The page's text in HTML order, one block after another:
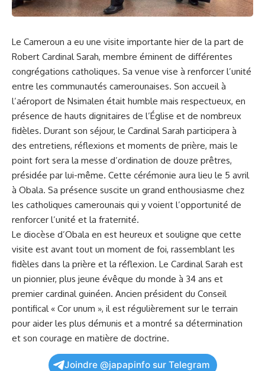
Le Cameroun a eu une visite importante hier de la part de
Robert ⁢Cardinal Sarah, membre éminent de différentes
congrégations catholiques. Sa venue vise à renforcer l’unité
entre les communautés ⁢camerounaises. Son accueil à
l’aéroport⁤ de Nsimalen était humble mais⁣ respectueux, en⁣
présence de ‌hauts dignitaires‍ de l’Église‌ et de nombreux
fidèles. Durant son séjour, ‍le Cardinal Sarah participera à
des entretiens, réflexions et moments‌ de prière, mais le
point fort sera la messe ⁣d’ordination de⁣ douze prêtres,
présidée par‌ lui-même. Cette cérémonie aura lieu le 5 avril
⁤à Obala. Sa présence suscite un grand enthousiasme ⁣chez
les catholiques camerounais qui y ​voient⁣ l’opportunité de
renforcer l’unité et la fraternité.
Le diocèse ​d’Obala en⁢ est heureux et souligne⁣ que cette
visite ⁣est ​avant tout‌ un moment de foi, rassemblant les
fidèles dans la ​prière et‌ la réflexion. Le ‍Cardinal ⁢Sarah⁤ est
un pionnier, plus jeune évêque⁢ du monde⁤ à 34 ans et
premier cardinal guinéen. Ancien président du Conseil
pontifical « Cor unum », il est régulièrement sur le ⁢terrain
pour aider ⁣les plus démunis et a montré ⁢sa détermination
et son courage en matière de‍ doctrine.
Joindre @japapinfo sur Telegram